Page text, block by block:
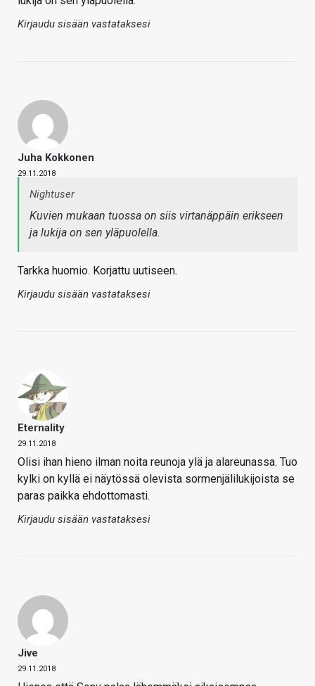
Kirjaudu sisään vastataksesi
Juha Kokkonen
29.11.2018
Nightuser
Kuvien mukaan tuossa on siis virtanäppäin erikseen
ja lukija on sen yläpuolella.
Tarkka huomio. Korjattu uutiseen.
Kirjaudu sisään vastataksesi
Eternality
29.11.2018
Olisi ihan hieno ilman noita reunoja ylä ja alareunassa. Tuo
kylki on kyllä ei näytössä olevista sormenjälilukijoista se
paras paikka ehdottomasti.
Kirjaudu sisään vastataksesi
Jive
29.11.2018